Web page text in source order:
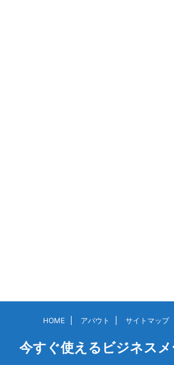
HOME アバウト サイトマップ
今すぐ使えるビジネス